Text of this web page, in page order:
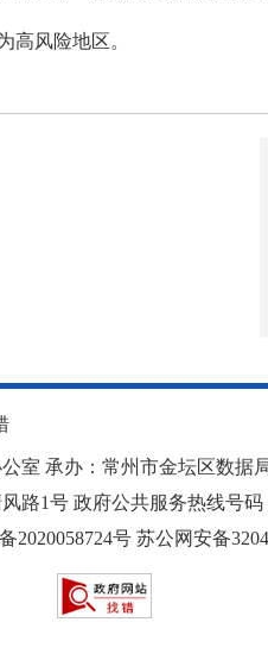
高风险地区。
室 承办：常州市金坛区数据
路1号 政府公共服务热线号码
2020058724号 苏公网安备